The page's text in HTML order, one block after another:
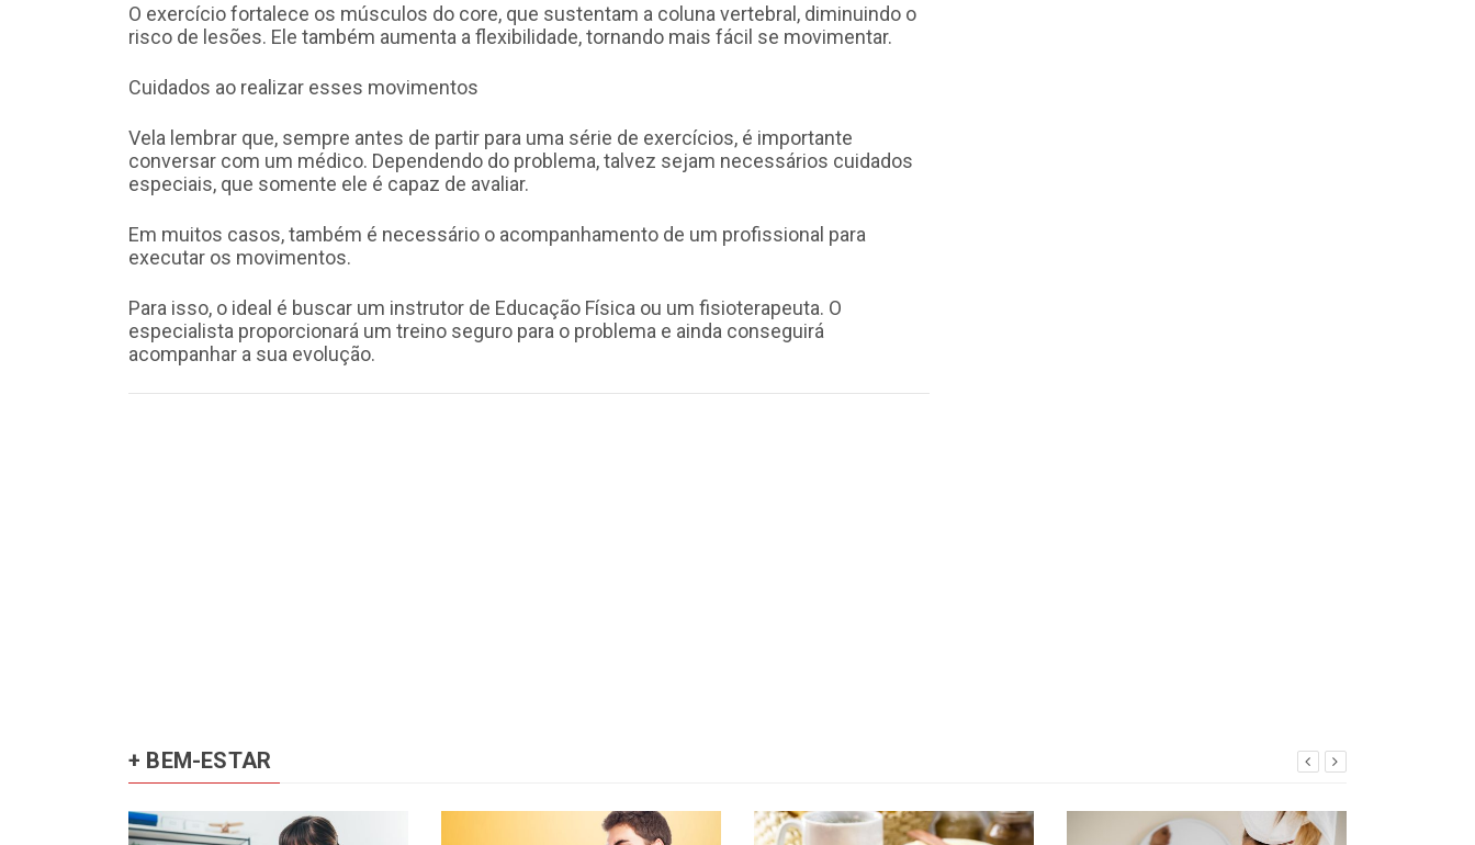
O exercício fortalece os músculos do core, que sustentam a coluna vertebral, diminuindo o
risco de lesões. Ele também aumenta a flexibilidade, tornando mais fácil se movimentar.
Cuidados ao realizar esses movimentos
Vela lembrar que, sempre antes de partir para uma série de exercícios, é importante
conversar com um médico. Dependendo do problema, talvez sejam necessários cuidados
especiais, que somente ele é capaz de avaliar.
Em muitos casos, também é necessário o acompanhamento de um profissional para
executar os movimentos.
Para isso, o ideal é buscar um instrutor de Educação Física ou um fisioterapeuta. O
especialista proporcionará um treino seguro para o problema e ainda conseguirá
acompanhar a sua evolução.
+ BEM-ESTAR